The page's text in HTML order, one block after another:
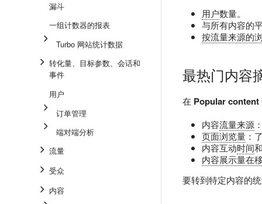
漏斗
一组计数器的报表
Turbo 网站统计数据
转化量、目标参数、会话和
事件
用户
订单管理
端对端分析
流量
受众
内容
用户数量。
与所有内容的
按流量来源的
最热门内容
在 Popular content
内容流量来源
页面浏览量 ：
内容互动时间
内容展示量在
要转到特定内容的